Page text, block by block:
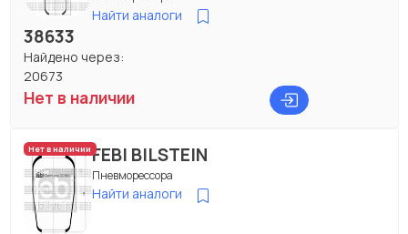
Найти аналоги
38633
Найдено через:
20673
Нет в наличии
Нет в наличииFEBI BILSTEIN
Пневморессора
Найти аналоги